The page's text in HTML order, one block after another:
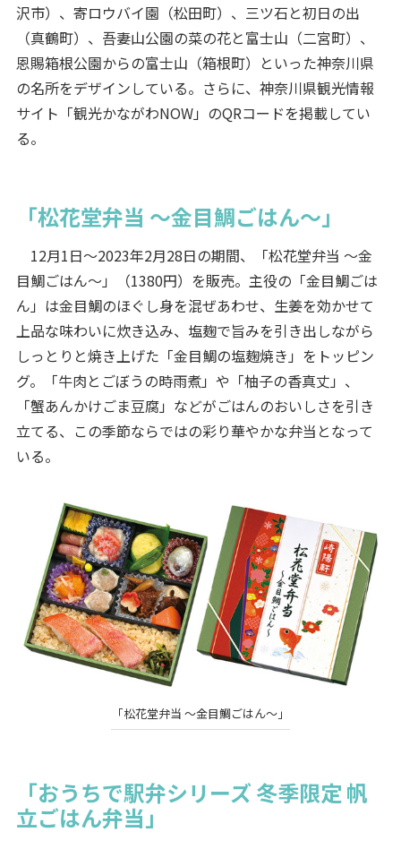
沢市）、寄ロウバイ園（松田町）、三ツ石と初日の出
（真鶴町）、吾妻山公園の菜の花と富士山（二宮町）、
恩賜箱根公園からの富士山（箱根町）といった神奈川県
の名所をデザインしている。さらに、神奈川県観光情報
サイト「観光かながわNOW」のQRコードを掲載してい
る。
「松花堂弁当 ～金目鯛ごはん～」
12月1日～2023年2月28日の期間、「松花堂弁当 ～金
目鯛ごはん～」（1380円）を販売。主役の「金目鯛ごは
ん」は金目鯛のほぐし身を混ぜあわせ、生姜を効かせて
上品な味わいに炊き込み、塩麹で旨みを引き出しながら
しっとりと焼き上げた「金目鯛の塩麹焼き」をトッピン
グ。「牛肉とごぼうの時雨煮」や「柚子の香真丈」、
「蟹あんかけごま豆腐」などがごはんのおいしさを引き
立てる、この季節ならではの彩り華やかな弁当となって
いる。
「松花堂弁当 ～金目鯛ごはん～」
「おうちで駅弁シリーズ 冬季限定 帆
立ごはん弁当」